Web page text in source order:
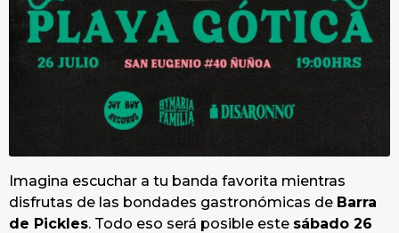
Imagina escuchar a tu banda favorita mientras
disfrutas de las bondades gastronómicas de Barra
de Pickles. Todo eso será posible este sábado 26